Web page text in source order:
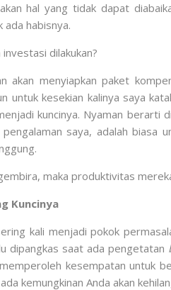
hal yang tidak dapat
ada habisnya.
dilakukan?
akan menyiapkan paket
untuk kesekian kalinya saya
kuncinya. Nyaman berarti
saya, adalah
maka produktivitas
Kuncinya
kali menjadi pokok
dipangkas saat ada pengetatan
kesempatan untuk
kemungkinan Anda akan